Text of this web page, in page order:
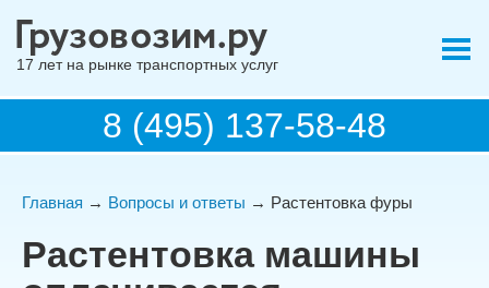
17 лет на рынке транспортных услуг
8 (495) 137-58-48
Главная → Вопросы и ответы → Растентовка фуры
Растентовка машины